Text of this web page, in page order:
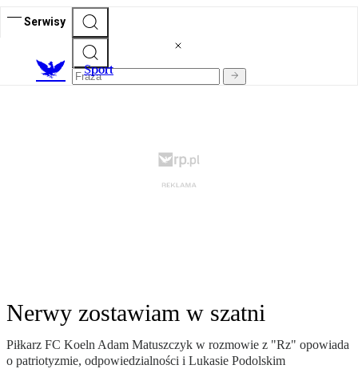
Serwisy
Sport
Nerwy zostawiam w szatni
Piłkarz FC Koeln Adam Matuszczyk w rozmowie z "Rz" opowiada
o patriotyzmie, odpowiedzialności i Lukasie Podolskim